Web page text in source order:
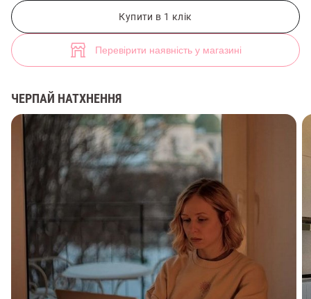
Купити в 1 клік
Перевірити наявність у магазині
ЧЕРПАЙ НАТХНЕННЯ
Бежевий кроп-світшот на флісі (арт. 45904) ♡ інтернет-магазин